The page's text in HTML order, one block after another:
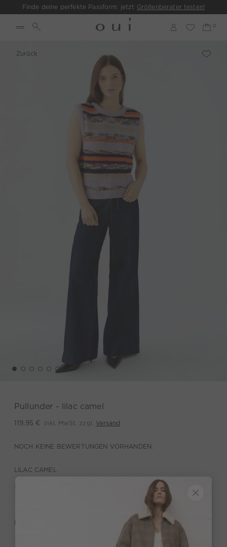
Finde deine perfekte Passform: jetzt Größenberater testen!
Zurück
Pullunder - lilac camel
119,95 € inkl. MwSt. zzgl. Versand
NOCH KEINE BEWERTUNGEN VORHANDEN.
LILAC CAMEL
BESCHREIBUNG